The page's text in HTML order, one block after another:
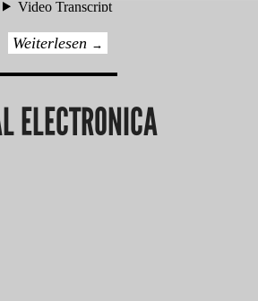
Weiterlesen →
ELECTRONICA